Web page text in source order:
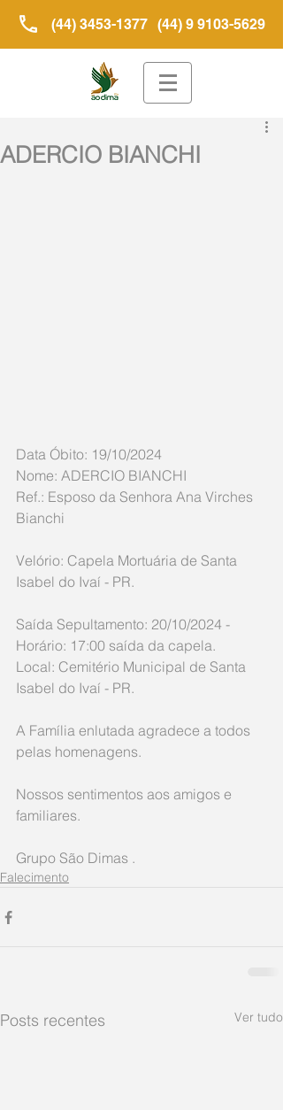
(44) 3453-1377 (44) 9 9103-5629
ADERCIO BIANCHI
Data Óbito: 19/10/2024
Nome: ADERCIO BIANCHI
Ref.: Esposo da Senhora Ana Virches
Bianchi
Velório: Capela Mortuária de Santa
Isabel do Ivaí - PR.
Saída Sepultamento: 20/10/2024 -
Horário: 17:00 saída da capela.
Local: Cemitério Municipal de Santa
Isabel do Ivaí - PR.
A Família enlutada agradece a todos
pelas homenagens.
Nossos sentimentos aos amigos e
familiares.
Grupo São Dimas .
Falecimento
Posts recentes Ver tudo